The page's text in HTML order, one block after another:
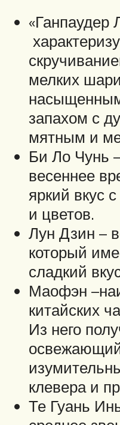
«Ганпаудер
мелких
запахом с
мятным и
Би Ло Чунь
весеннее
яркий вкус
и цветов.
Лун Дзин –
который
сладкий
Маофэн
китайских
Из него
клевера и
Те Гуань